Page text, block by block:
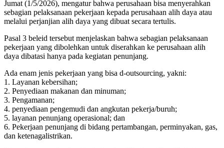
Jumat (1/5/2026), mengatur bahwa perusahaan bisa menyerahkan
sebagian pelaksanaan pekerjaan kepada perusahaan alih daya atau
melalui perjanjian alih daya yang dibuat secara tertulis.
Pasal 3 beleid tersebut menjelaskan bahwa sebagian pelaksanaan
pekerjaan yang dibolehkan untuk diserahkan ke perusahaan alih
daya dibatasi hanya pada kegiatan penunjang.
Ada enam jenis pekerjaan yang bisa d-outsourcing, yakni:
1. Layanan kebersihan;
2. Penyediaan makanan dan minuman;
3. Pengamanan;
4. penyediaan pengemudi dan angkutan pekerja/buruh;
5. layanan penunjang operasional; dan
6. Pekerjaan penunjang di bidang pertambangan, perminyakan, gas,
dan ketenagalistrikan.